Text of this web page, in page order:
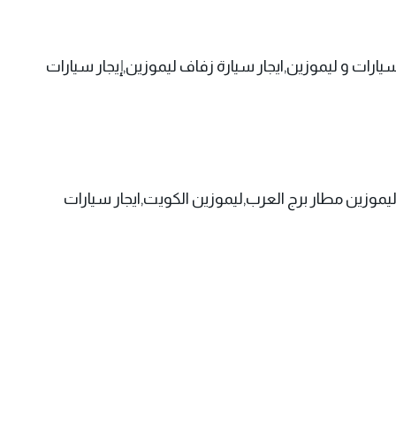
و ليموزين,ايجار سيارة زفاف ليموزين,إيجار سيارات
ليموزين,ليموزين 2020,ليموزين مصرسيارات للايجار,ليموزين مطار برج العرب,ليموزين الكويت,ايجار سيارات